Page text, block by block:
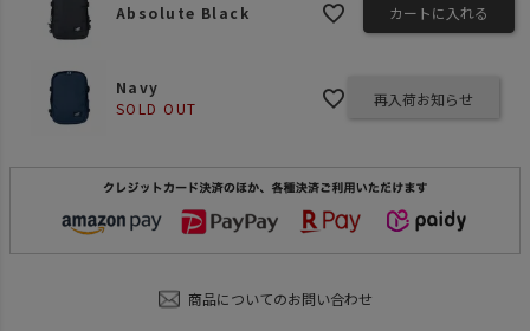
Absolute Black カートに入れる
Navy
SOLD OUT
再入荷お知らせ
商品についてのお問い合わせ